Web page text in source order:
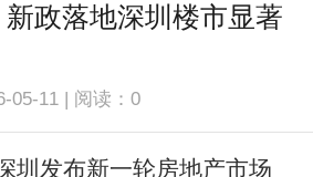
政落地深圳楼市显著
05-11 | 阅读：0
圳发布新一轮房地产市场